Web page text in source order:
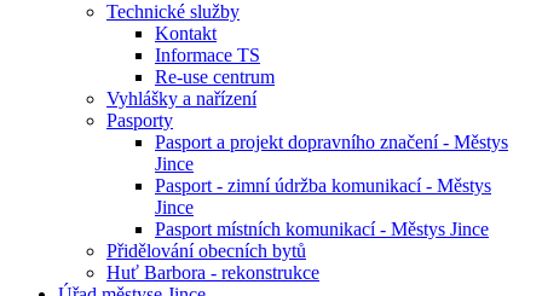
Technické služby
Kontakt
Informace TS
Re-use centrum
Vyhlášky a nařízení
Pasporty
Pasport a projekt dopravního značení - Městys
Jince
Pasport - zimní údržba komunikací - Městys
Jince
Pasport místních komunikací - Městys Jince
Přidělování obecních bytů
Huť Barbora - rekonstrukce